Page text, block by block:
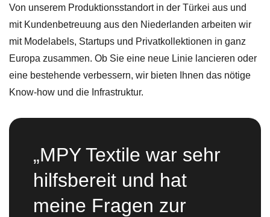
Von unserem Produktionsstandort in der Türkei aus und
mit Kundenbetreuung aus den Niederlanden arbeiten wir
mit Modelabels, Startups und Privatkollektionen in ganz
Europa zusammen. Ob Sie eine neue Linie lancieren oder
eine bestehende verbessern, wir bieten Ihnen das nötige
Know-how und die Infrastruktur.
"Gute
Zusammenarbeit! Man
denkt gemeinsam über